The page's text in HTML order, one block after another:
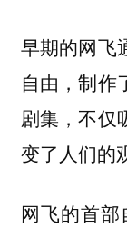
早期的网飞
自由，制作
剧集，不仅
变了人们的
网飞的首部